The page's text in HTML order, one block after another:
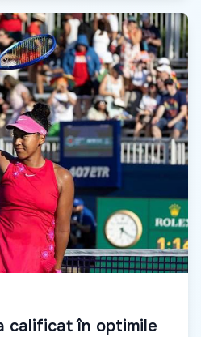
calificat în optimile